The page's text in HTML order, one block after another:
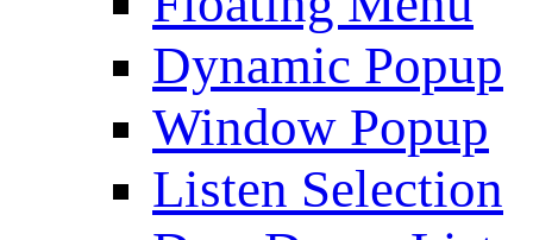
Dynamic Popup
Window Popup
Listen Selection